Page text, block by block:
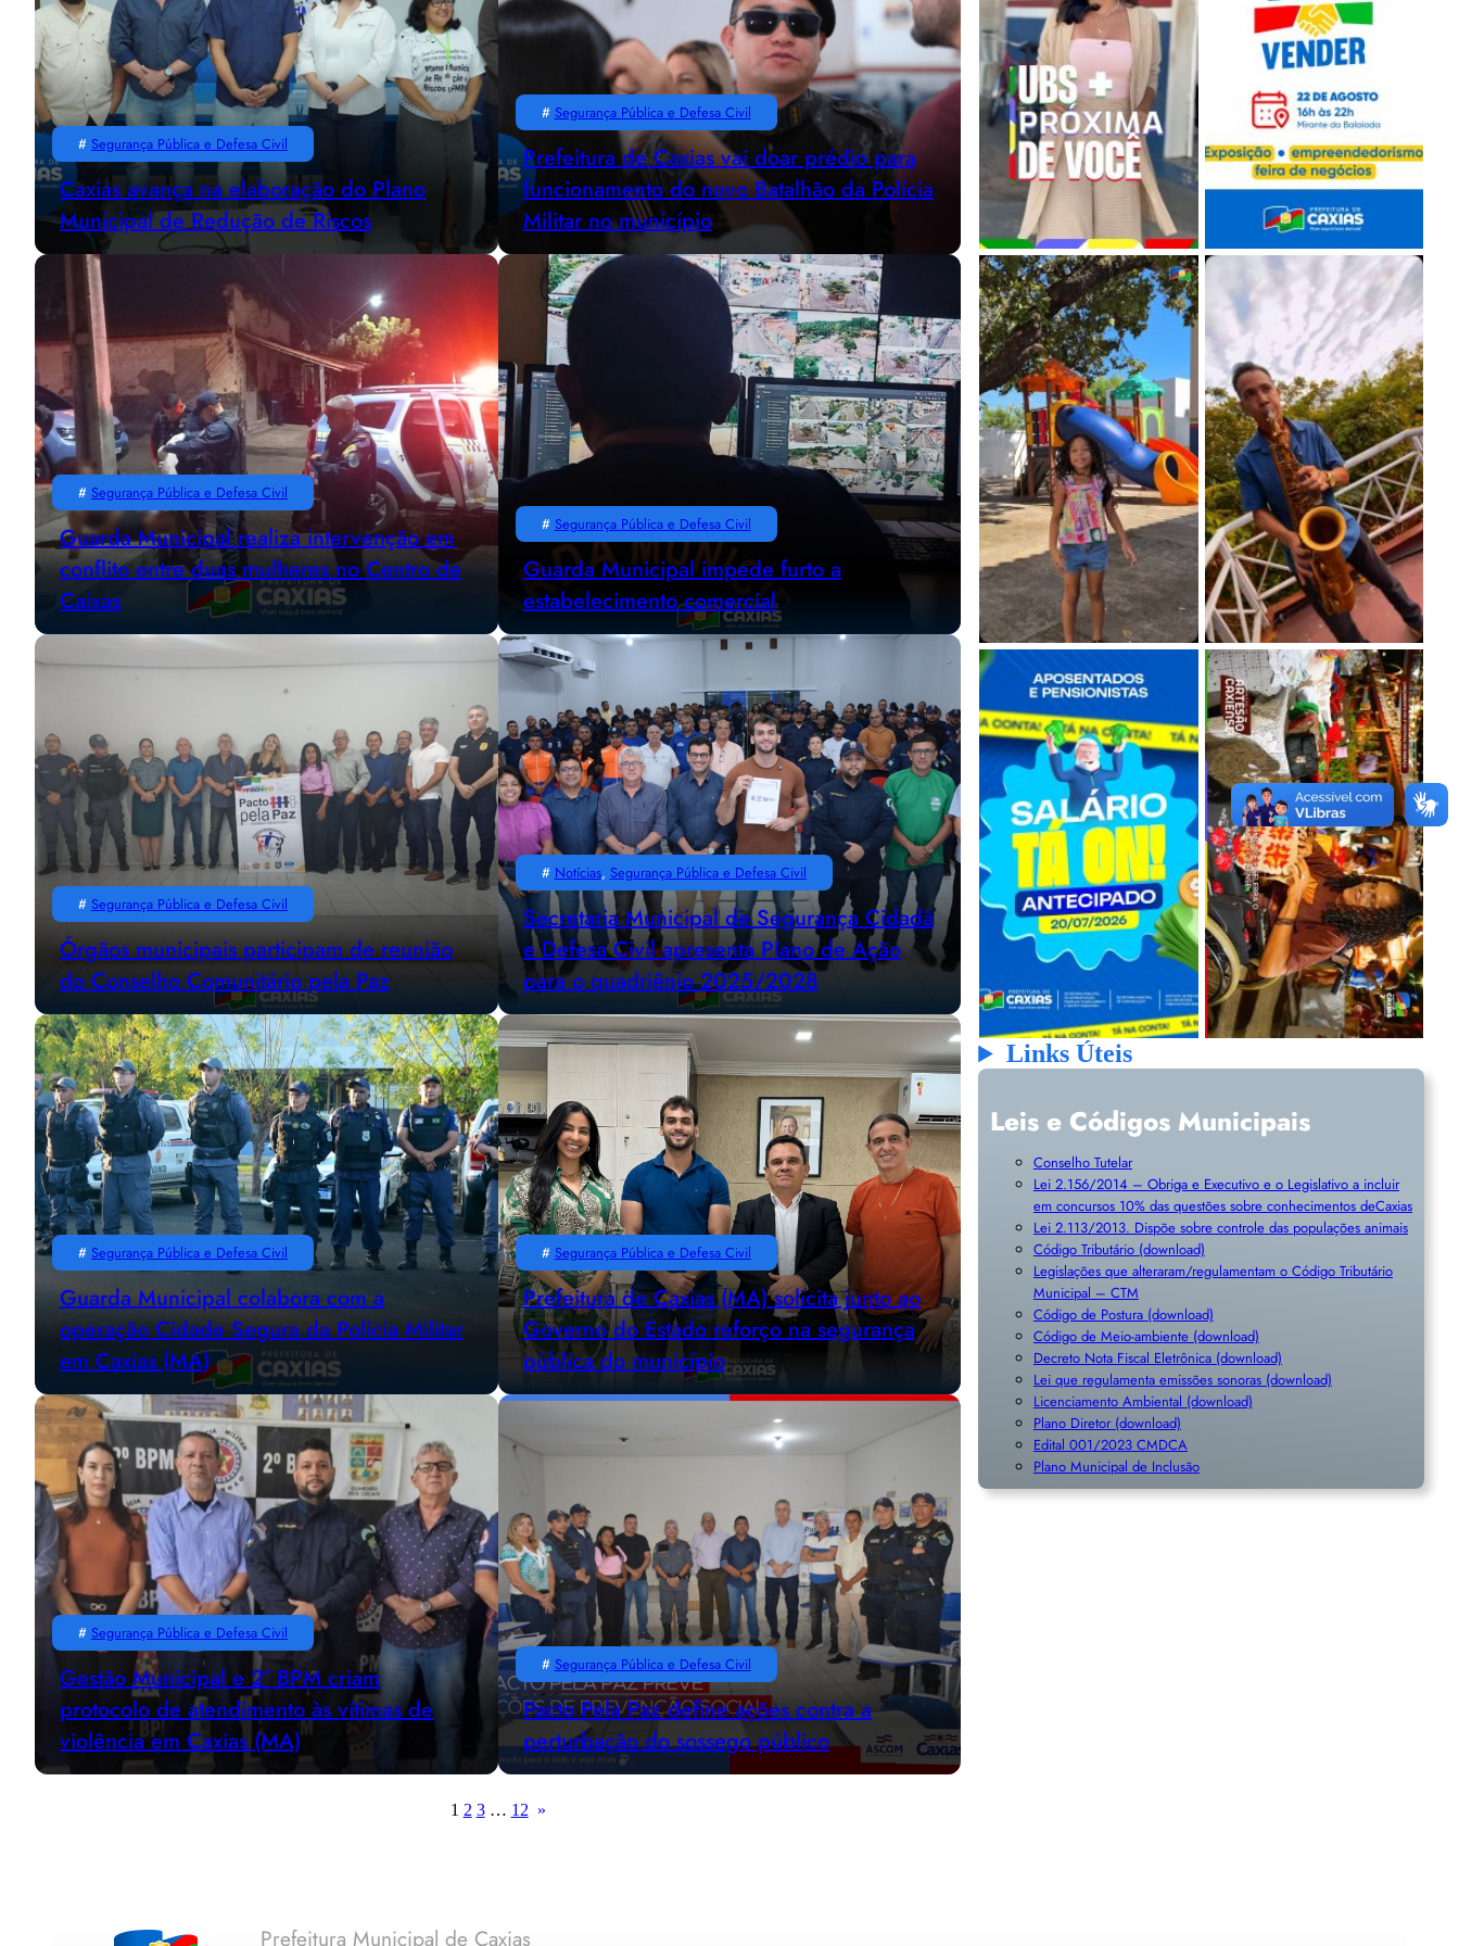
# Segurança Pública e Defesa Civil
Caxias avança na elaboração do Plano
Municipal de Redução de Riscos
# Segurança Pública e Defesa Civil
Prefeitura de Caxias vai doar prédio para
funcionamento do novo Batalhão da Polícia
Militar no município
# Segurança Pública e Defesa Civil
Guarda Municipal realiza intervenção em
conflito entre duas mulheres no Centro de
Caixas
# Segurança Pública e Defesa Civil
Guarda Municipal impede furto a
estabelecimento comercial
# Segurança Pública e Defesa Civil
Órgãos municipais participam de reunião
do Conselho Comunitário pela Paz
# Notícias, Segurança Pública e Defesa Civil
Secretaria Municipal de Segurança Cidadã
e Defesa Civil apresenta Plano de Ação
para o quadriênio 2025/2028
# Segurança Pública e Defesa Civil
Guarda Municipal colabora com a
operação Cidade Segura da Polícia Militar
em Caxias (MA)
# Segurança Pública e Defesa Civil
Prefeitura de Caxias (MA) solicita junto ao
Governo do Estado reforço na segurança
pública do município
# Segurança Pública e Defesa Civil
Gestão Municipal e 2° BPM criam
protocolo de atendimento às vítimas de
violência em Caxias (MA)
# Segurança Pública e Defesa Civil
Pacto Pela Paz define ações contra a
perturbação do sossego público
1 2 3 … 12 »
Links Úteis
Leis e Códigos Municipais
Conselho Tutelar
Lei 2.156/2014 – Obriga e Executivo e o Legislativo a incluir
em concursos 10% das questões sobre conhecimentos deCaxias
Lei 2.113/2013. Dispõe sobre controle das populações animais
Código Tributário (download)
Legislações que alteraram/regulamentam o Código Tributário
Municipal – CTM
Código de Postura (download)
Código de Meio-ambiente (download)
Decreto Nota Fiscal Eletrônica (download)
Lei que regulamenta emissões sonoras (download)
Licenciamento Ambiental (download)
Plano Diretor (download)
Edital 001/2023 CMDCA
Plano Municipal de Inclusão
Prefeitura Municipal de Caxias